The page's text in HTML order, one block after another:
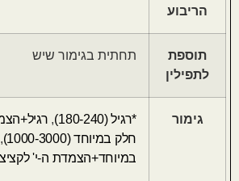
הריבוע
תוספת
לתפילין
תחתית בגימור שיש
גימור *רגיל (180-240) ,
חלק במיוחד (1000-3000)
,
במיוחד+הצמדת ה-י'